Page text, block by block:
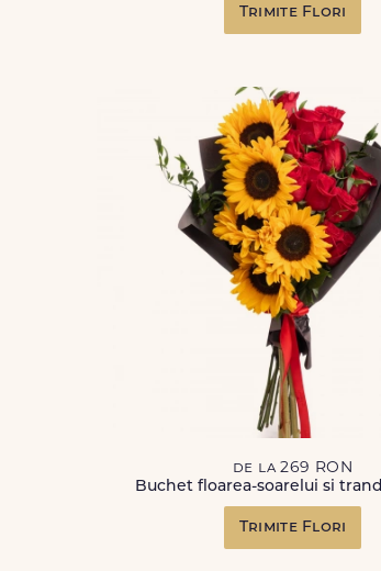
Trimite Flori
de la 269 RON
Buchet floarea-soarelui si
Trimite Flori